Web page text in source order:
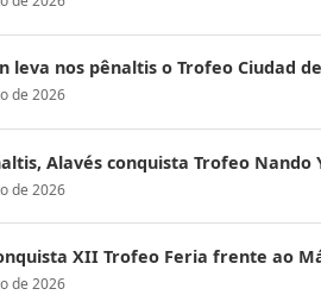
leva nos pênaltis o Trofeo Ciudad
de 2026
Alavés conquista Trofeo Nando
de 2026
XII Trofeo Feria frente ao
de 2026